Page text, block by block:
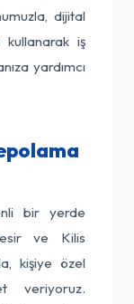
dijital
kullanarak iş
yardımcı
bir yerde
ve Kilis
kişiye özel
veriyoruz.